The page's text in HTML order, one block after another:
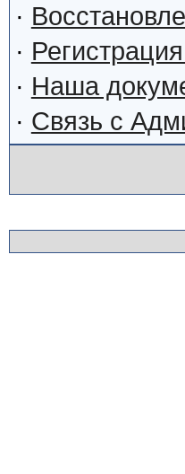
·
·
· Наша
· Связь с